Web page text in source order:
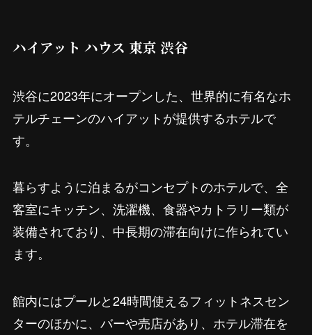
ハイアット ハウス 東京 渋谷
渋谷に2023年にオープンした、世界的に有名なホ
テルチェーンのハイアットが提供するホテルで
す。
暮らすように泊まるがコンセプトのホテルで、全
客室にキッチン、洗濯機、食器やカトラリー類が
装備されており、中長期の滞在向けに作られてい
ます。
館内にはプールと24時間使えるフィットネスセン
ターのほかに、バーや売店があり、ホテル滞在を